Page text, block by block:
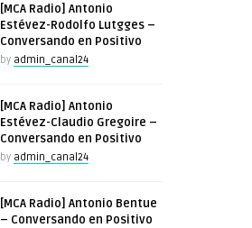
[MCA Radio] Antonio
Estévez-Rodolfo Lutgges –
Conversando en Positivo
by admin_canal24
[MCA Radio] Antonio
Estévez-Claudio Gregoire –
Conversando en Positivo
by admin_canal24
[MCA Radio] Antonio Bentue
– Conversando en Positivo